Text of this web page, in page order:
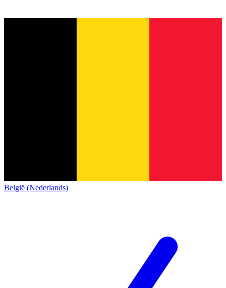
België (Nederlands)